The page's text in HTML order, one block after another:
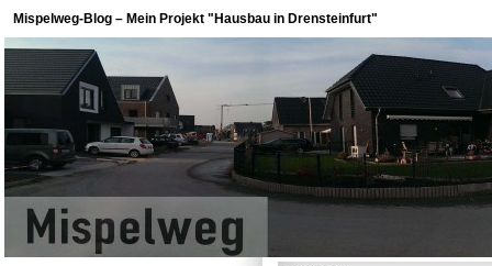
Mispelweg-Blog – Mein Projekt "Hausbau in Drensteinfurt"